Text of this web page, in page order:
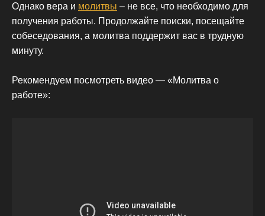
Однако вера и молитвы – не все, что необходимо для
получения работы. Продолжайте поиски, посещайте
собеседования, а молитва поддержит вас в трудную
минуту.
Рекомендуем посмотреть видео — «Молитва о
работе»: